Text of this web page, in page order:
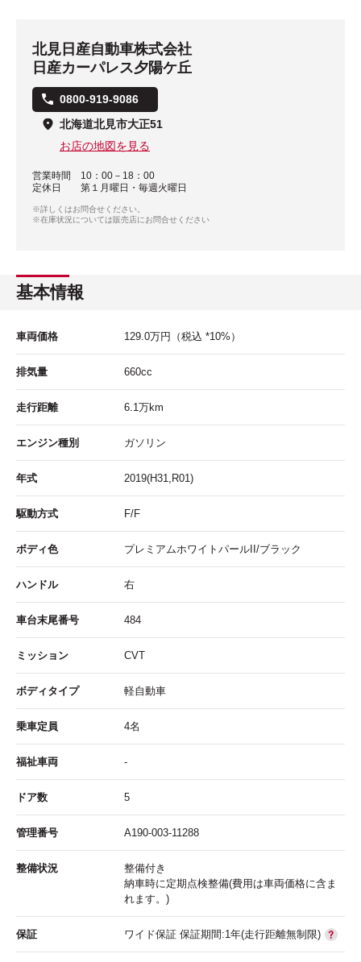
北見日産自動車株式会社
日産カーパレス夕陽ケ丘
0800-919-9086
北海道北見市大正51
お店の地図を見る
営業時間
10：00－18：00
定休日
第１月曜日・毎週火曜日
※詳しくはお問合せください。
※在庫状況については販売店にお問合せください
基本情報
車両価格 129.0万円 （税込 *10%）
排気量 660cc
走行距離 6.1 万km
エンジン種別 ガソリン
年式 2019(H31,R01)
駆動方式 F/F
ボディ色 プレミアムホワイトパールII/ブラック
ハンドル 右
車台末尾番号 484
ミッション CVT
ボディタイプ 軽自動車
乗車定員 4名
福祉車両 -
ドア数 5
管理番号 A190-003-11288
整備状況
整備付き
納車時に定期点検整備(費用は車両価格に含ま
れます。)
保証 ワイド保証 保証期間:1年(走行距離無制限)